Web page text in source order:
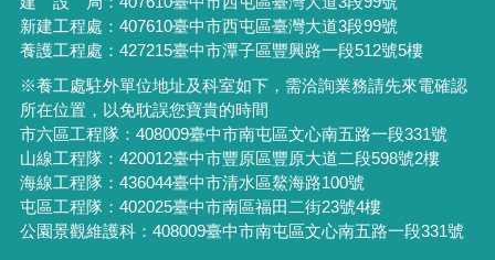
新建工程處：407610臺中市西屯區臺灣大道3段99號
養護工程處：427215臺中市潭子區豐興路一段512號5樓
※養工處駐外單位地址及科室如下，需洽詢業務請先來電確認
所在位置，以免耽誤您寶貴的時間
市六區工程隊：408009臺中市南屯區文心南五路一段331號
山線工程隊：420012臺中市豐原區豐原大道二段598號2樓
海線工程隊：436044臺中市清水區鰲海路100號
屯區工程隊：402025臺中市南區福田二街23號4樓
公園景觀維護科：408009臺中市南屯區文心南五路一段331號